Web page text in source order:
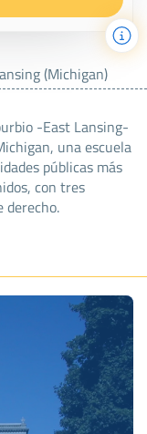
(Michigan)
-East Lansing-
una escuela
públicas más
con tres
derecho.